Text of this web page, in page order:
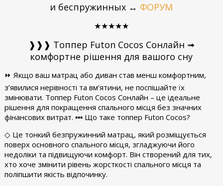
и беспружинных ↔ ФОРУМ
★★★★★
❱❱❱ Топпер Futon Cocos Сонлайн ➟
комфортне рішення для вашого сну
⏩ Якщо ваш матрац або диван став менш комфортним,
з’явилися нерівності та вм’ятини, не поспішайте їх
змінювати. Топпер Futon Cocos Сонлайн – це ідеальне
рішення для покращення спального місця без значних
фінансових витрат. ▪︎▪︎▪︎ Що таке топпер Futon Cocos?
◇ Це тонкий безпружинний матрац, який розміщується
поверх основного спального місця, згладжуючи його
недоліки та підвищуючи комфорт. Він створений для тих,
хто хоче змінити рівень жорсткості спального місця та
поліпшити якість відпочинку.